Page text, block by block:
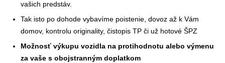
vašich predstáv.
Tak isto po dohode vybavíme poistenie, dovoz až k Vám
domov, kontrolu originality, čistopis TP či už hotové ŠPZ
Možnosť výkupu vozidla na protihodnotu alebo výmenu
za vaše s obojstranným doplatkom